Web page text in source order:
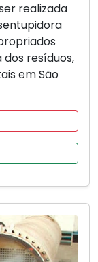
realizada
resíduos,
em São